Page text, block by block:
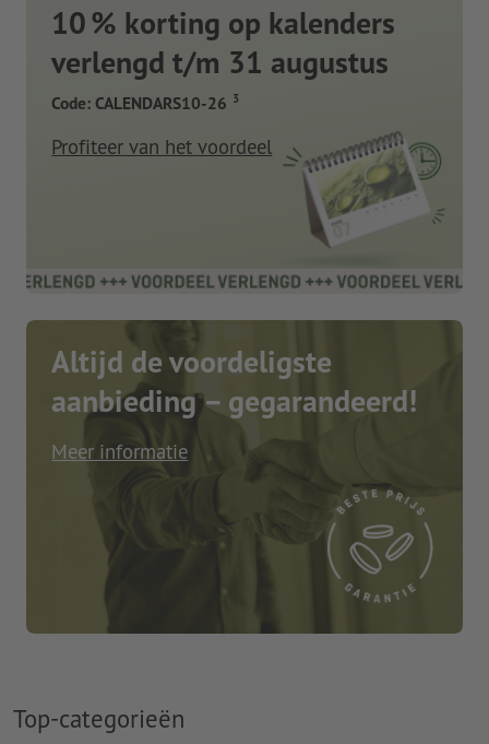
10 % korting op kalenders
verlengd t/m 31 augustus
Code: CALENDARS10-26 3
Profiteer van het voordeel
Altijd de voordeligste
aanbieding – gegarandeerd!
Meer informatie
Top-categorieën